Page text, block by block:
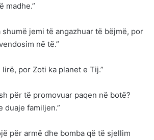
madhe.”
shumë jemi të angazhuar të bëjmë, por
në të.”
por Zoti ka planet e Tij.”
për të promovuar paqen në botë?
duaje familjen.”
për armë dhe bomba që të sjellim